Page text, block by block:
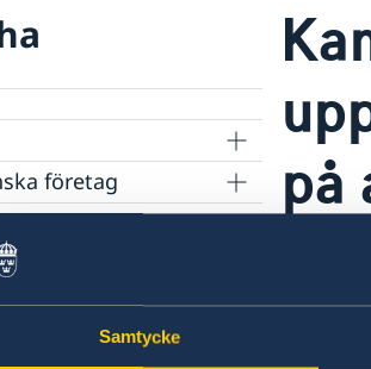
Samtycke
företag
företag
på
Nej,
om